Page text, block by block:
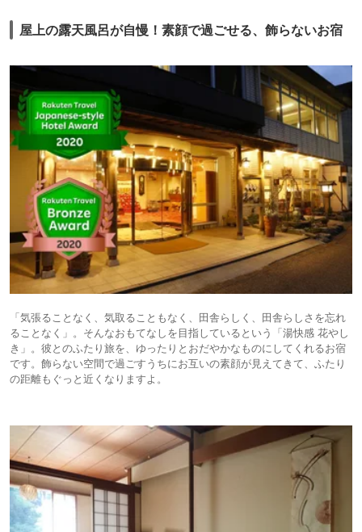
屋上の露天風呂が自慢！素顔で過ごせる、飾らないお宿
「気張ることなく、気取ることもなく、田舎らしく、田舎らしさを忘れ
ることなく」。そんなおもてなしを目指しているという「湯快感 花やし
き」。彼とのふたり旅を、ゆったりとおだやかなものにしてくれるお宿
です。飾らない空間で過ごすうちにお互いの素顔が見えてきて、ふたり
の距離もぐっと近くなりますよ。